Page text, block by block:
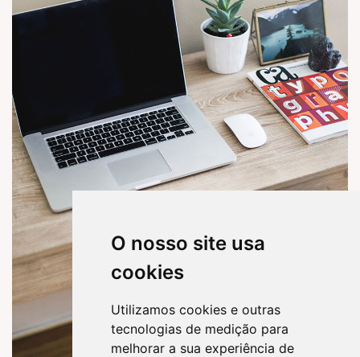
O nosso site usa
cookies
Utilizamos cookies e outras
tecnologias de medição para
melhorar a sua experiência de